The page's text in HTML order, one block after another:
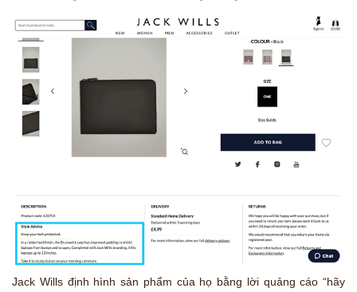
Jack Wills định hình sản phẩm của họ bằng lời quảng cáo “hãy